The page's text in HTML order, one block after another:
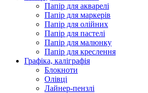
Папір для акварелі
Папір для маркерів
Папір для олійних
Папір для пастелі
Папір для малюнку
Папір для креслення
Графіка, каліграфія
Блокноти
Олівці
Лайнер-пензлі